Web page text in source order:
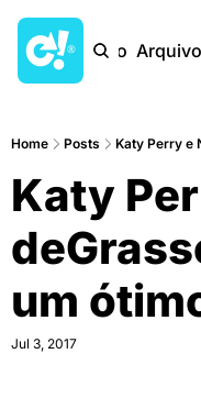
Início Arquivo
Home Posts Katy Perry e
Katy
um
Jul 3, 2017